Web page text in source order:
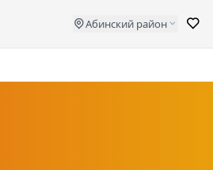
Абинский район